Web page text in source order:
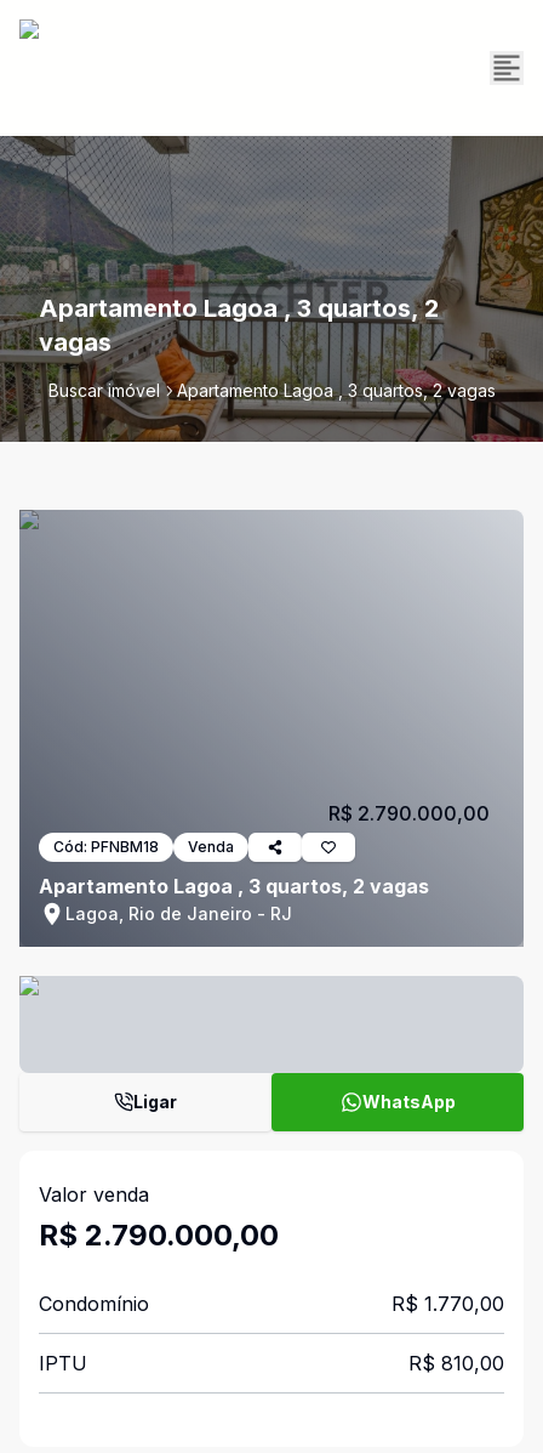
Apartamento Lagoa , 3 quartos, 2
vagas
Buscar imóvel Apartamento Lagoa , 3 quartos, 2 vagas
Cód: PFNBM18 Venda
Apartamento Lagoa , 3 quartos, 2 vagas
Lagoa, Rio de Janeiro - RJ
R$ 2.790.000,00
Ligar WhatsApp
Valor venda
R$ 2.790.000,00
Condomínio R$ 1.770,00
IPTU R$ 810,00